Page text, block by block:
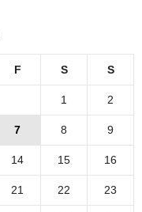
F S S
1 2
7 8 9
14 15 16
21 22 23